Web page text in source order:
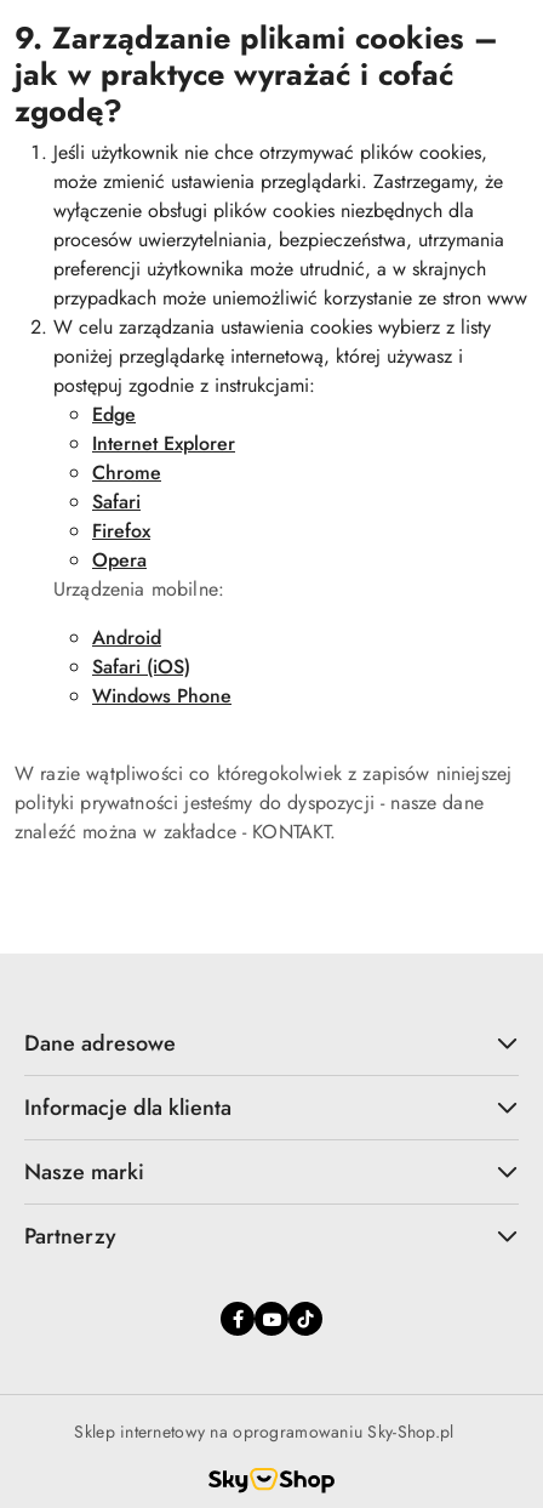
9. Zarządzanie plikami cookies –
jak w praktyce wyrażać i cofać
zgodę?
Jeśli użytkownik nie chce otrzymywać plików cookies,
może zmienić ustawienia przeglądarki. Zastrzegamy, że
wyłączenie obsługi plików cookies niezbędnych dla
procesów uwierzytelniania, bezpieczeństwa, utrzymania
preferencji użytkownika może utrudnić, a w skrajnych
przypadkach może uniemożliwić korzystanie ze stron www
W celu zarządzania ustawienia cookies wybierz z listy
poniżej przeglądarkę internetową, której używasz i
postępuj zgodnie z instrukcjami:
Edge
Internet Explorer
Chrome
Safari
Firefox
Opera
Urządzenia mobilne:
Android
Safari (iOS)
Windows Phone
W razie wątpliwości co któregokolwiek z zapisów niniejszej
polityki prywatności jesteśmy do dyspozycji - nasze dane
znaleźć można w zakładce - KONTAKT.
Dane adresowe
Informacje dla klienta
Nasze marki
Partnerzy
Sklep internetowy na oprogramowaniu Sky-Shop.pl